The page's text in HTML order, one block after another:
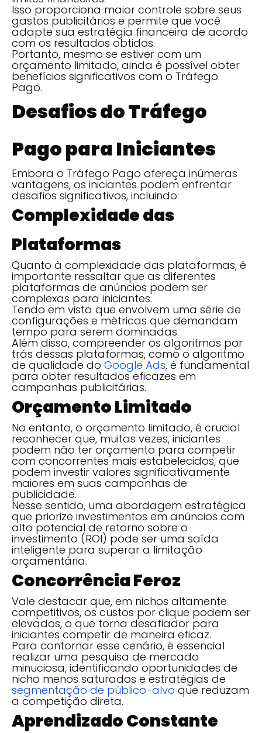
Isso proporciona maior controle sobre seus
gastos publicitários e permite que você
adapte sua estratégia financeira de acordo
com os resultados obtidos.
Portanto, mesmo se estiver com um
orçamento limitado, ainda é possível obter
benefícios significativos com o Tráfego
Pago.
Desafios do Tráfego
Pago para Iniciantes
Embora o Tráfego Pago ofereça inúmeras
vantagens, os iniciantes podem enfrentar
desafios significativos, incluindo:
Complexidade das
Plataformas
Quanto à complexidade das plataformas, é
importante ressaltar que as diferentes
plataformas de anúncios podem ser
complexas para iniciantes.
Tendo em vista que envolvem uma série de
configurações e métricas que demandam
tempo para serem dominadas.
Além disso, compreender os algoritmos por
trás dessas plataformas, como o algoritmo
de qualidade do Google Ads, é fundamental
para obter resultados eficazes em
campanhas publicitárias.
Orçamento Limitado
No entanto, o orçamento limitado, é crucial
reconhecer que, muitas vezes, iniciantes
podem não ter orçamento para competir
com concorrentes mais estabelecidos, que
podem investir valores significativamente
maiores em suas campanhas de
publicidade.
Nesse sentido, uma abordagem estratégica
que priorize investimentos em anúncios com
alto potencial de retorno sobre o
investimento (ROI) pode ser uma saída
inteligente para superar a limitação
orçamentária.
Concorrência Feroz
Vale destacar que, em nichos altamente
competitivos, os custos por clique podem ser
elevados, o que torna desafiador para
iniciantes competir de maneira eficaz.
Para contornar esse cenário, é essencial
realizar uma pesquisa de mercado
minuciosa, identificando oportunidades de
nicho menos saturados e estratégias de
segmentação de público-alvo que reduzam
a competição direta.
Aprendizado Constante